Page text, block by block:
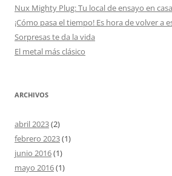
Nux Mighty Plug: Tu local de ensayo en casa
¡Cómo pasa el tiempo! Es hora de volver a
Sorpresas te da la vida
El metal más clásico
ARCHIVOS
abril 2023(2)
febrero 2023(1)
junio 2016(1)
mayo 2016(1)